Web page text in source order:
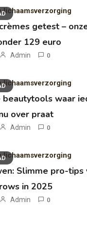
lichaamsverzorging
getest –
129 euro
Admin 0
lichaamsverzorging
beautytools waar
over praat
Admin 0
lichaamsverzorging
Slimme pro-tips
in 2025
Admin 0